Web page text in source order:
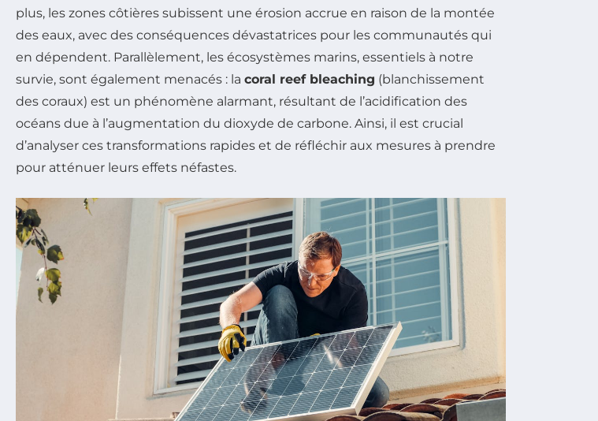
plus, les zones côtières subissent une érosion accrue en raison de la montée
des eaux, avec des conséquences dévastatrices pour les communautés qui
en dépendent. Parallèlement, les écosystèmes marins, essentiels à notre
survie, sont également menacés : la coral reef bleaching (blanchissement
des coraux) est un phénomène alarmant, résultant de l’acidification des
océans due à l’augmentation du dioxyde de carbone. Ainsi, il est crucial
d’analyser ces transformations rapides et de réfléchir aux mesures à prendre
pour atténuer leurs effets néfastes.